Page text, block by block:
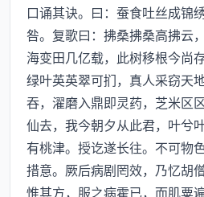
口诵其诀。曰：蚕食吐丝成锦
咎。复歌曰：拂桑拂桑高拂云
海变田几亿载，此树移根今尚
绿叶英英翠可扪，真人采窃天
吞，濯磨入鼎即灵药，芝米区
仙去，我今朝夕从此君，叶兮
有桃津。授讫遂长往。不可物
措意。厥后病剧罔效，乃忆胡
惟其方，服之病霍已，而肌粟